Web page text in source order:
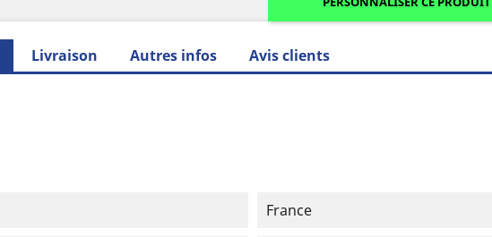
Livraison Autres infos Avis clients
France